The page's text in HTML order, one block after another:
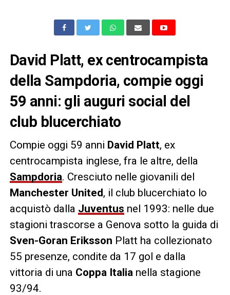
David Platt, ex centrocampista
della Sampdoria, compie oggi
59 anni: gli auguri social del
club blucerchiato
Compie oggi 59 anni David Platt, ex
centrocampista inglese, fra le altre, della
Sampdoria. Cresciuto nelle giovanili del
Manchester United, il club blucerchiato lo
acquistò dalla Juventus nel 1993: nelle due
stagioni trascorse a Genova sotto la guida di
Sven-Goran Eriksson Platt ha collezionato
55 presenze, condite da 17 gol e dalla
vittoria di una Coppa Italianella stagione
93/94.